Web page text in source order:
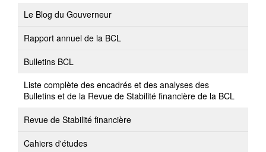
Le Blog du Gouverneur
Rapport annuel de la BCL
Bulletins BCL
Liste complète des encadrés et des analyses des
Bulletins et de la Revue de Stabilité financière de la BCL
Revue de Stabilité financière
Cahiers d'études